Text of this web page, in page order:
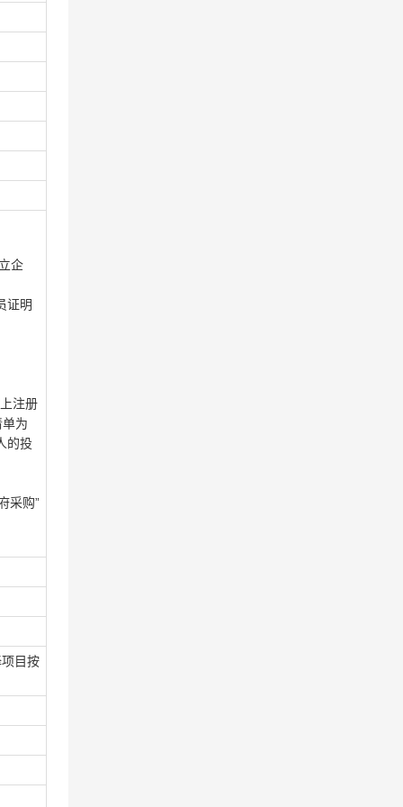
企
证明
注册
为
的投
采购”
目按